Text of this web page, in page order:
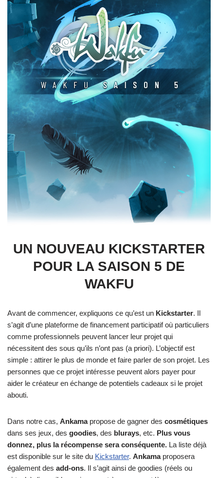
UN NOUVEAU KICKSTARTER
POUR LA SAISON 5 DE
WAKFU
Avant de commencer, expliquons ce qu’est un Kickstarter. Il
s’agit d’une plateforme de financement participatif où particuliers
comme professionnels peuvent lancer leur projet qui
nécessitent des sous qu’ils n’ont pas (a priori). L’objectif est
simple : attirer le plus de monde et faire parler de son projet. Les
personnes que ce projet intéresse peuvent alors payer pour
aider le créateur en échange de potentiels cadeaux si le projet
abouti.
Dans notre cas, Ankama propose de gagner des cosmétiques
dans ses jeux, des goodies, des blurays, etc. Plus vous
donnez, plus la récompense sera conséquente. La liste déjà
est disponible sur le site du Kickstarter. Ankamaproposera
également des add-ons. Il s’agit ainsi de goodies (réels ou